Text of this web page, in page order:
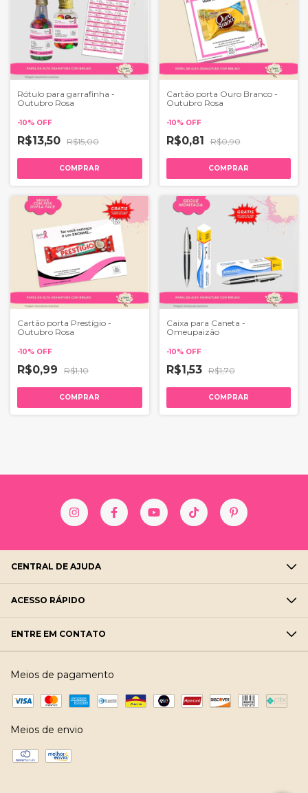
Rótulo para garrafinha -
Outubro Rosa
-10% OFF
R$13,50 R$15,00
COMPRAR
Cartão porta Ouro Branco -
Outubro Rosa
-10% OFF
R$0,81 R$0,90
COMPRAR
Cartão porta Prestígio -
Outubro Rosa
-10% OFF
R$0,99 R$1,10
COMPRAR
Caixa para Caneta -
Omeupaizão
-10% OFF
R$1,53 R$1,70
COMPRAR
CENTRAL DE AJUDA
ACESSO RÁPIDO
ENTRE EM CONTATO
Meios de pagamento
Meios de envio